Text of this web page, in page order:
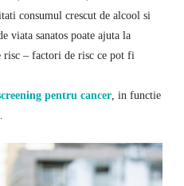
consumul crescut de alcool si
viata sanatos poate ajuta la
risc – factori de risc ce pot fi
pentru cancer, in functie